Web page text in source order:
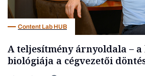
Content Lab HUB
A teljesítmény árnyoldala – a
biológiája a cégvezetői